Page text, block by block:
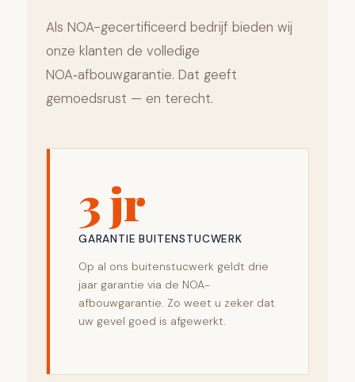
Als NOA-gecertificeerd bedrijf bieden wij
onze klanten de volledige
NOA‑afbouwgarantie. Dat geeft
gemoedsrust — en terecht.
3 jr
GARANTIE BUITENSTUCWERK
Op al ons buitenstucwerk geldt drie
jaar garantie via de NOA-
afbouwgarantie. Zo weet u zeker dat
uw gevel goed is afgewerkt.